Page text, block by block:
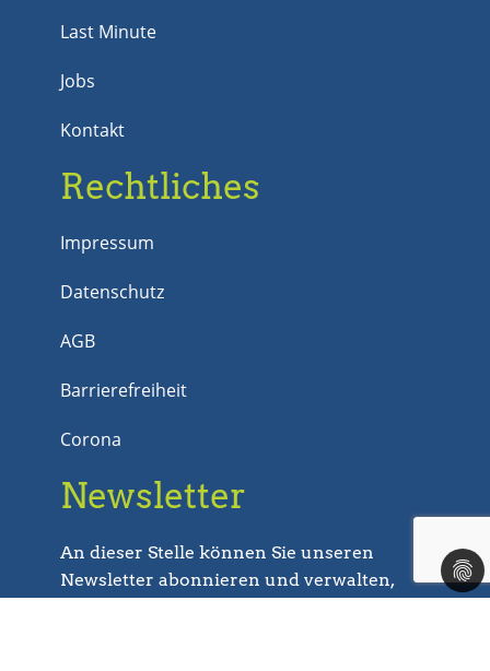
Last Minute
Jobs
Kontakt
Rechtliches
Impressum
Datenschutz
AGB
Barrierefreiheit
Corona
Newsletter
An dieser Stelle können Sie unseren
Newsletter abonnieren und verwalten,